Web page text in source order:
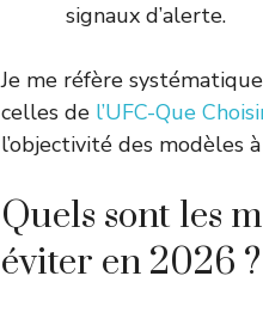
signaux d’alerte.
Je me réfère
celles de l’UFC-Que
l’objectivité des modèles
Quels sont les
éviter en 2026